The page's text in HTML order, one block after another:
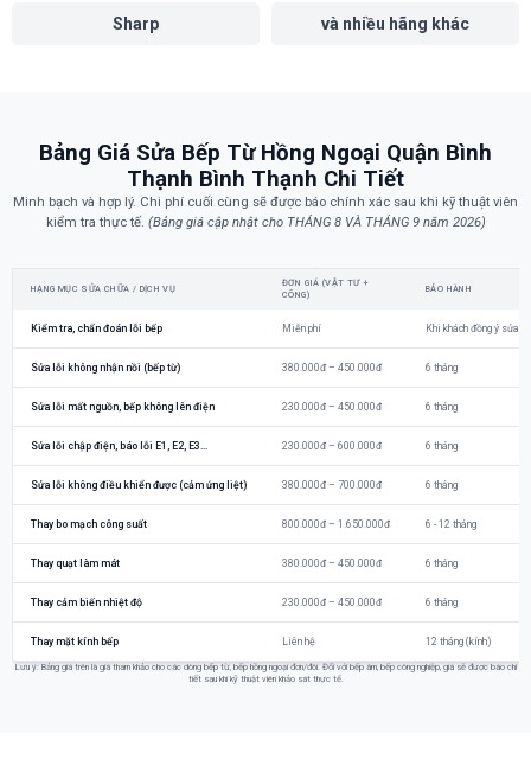
Sharp và nhiều hãng khác
Bảng Giá Sửa Bếp Từ Hồng Ngoại Quận Bình
Thạnh Bình Thạnh Chi Tiết
Minh bạch và hợp lý. Chi phí cuối cùng sẽ được báo chính xác sau khi kỹ thuật viên
kiểm tra thực tế. (Bảng giá cập nhật cho THÁNG 8 VÀ THÁNG 9 năm 2026)
HẠNG MỤC SỬA CHỮA / DỊCH VỤ
ĐƠN GIÁ (VẬT TƯ +
CÔNG)
BẢO HÀNH
Kiểm tra, chẩn đoán lỗi bếp Miễn phí Khi khách đồng ý sửa
Sửa lỗi không nhận nồi (bếp từ) 380.000đ – 450.000đ 6 tháng
Sửa lỗi mất nguồn, bếp không lên điện 230.000đ – 450.000đ 6 tháng
Sửa lỗi chập điện, báo lỗi E1, E2, E3... 230.000đ – 600.000đ 6 tháng
Sửa lỗi không điều khiển được (cảm ứng liệt) 380.000đ – 700.000đ 6 tháng
Thay bo mạch công suất 800.000đ – 1.650.000đ 6 - 12 tháng
Thay quạt làm mát 380.000đ – 450.000đ 6 tháng
Thay cảm biến nhiệt độ 230.000đ – 450.000đ 6 tháng
Thay mặt kính bếp Liên hệ 12 tháng (kính)
Lưu ý: Bảng giá trên là giá tham khảo cho các dòng bếp từ, bếp hồng ngoại đơn/đôi. Đối với bếp âm, bếp công nghiệp, giá sẽ được báo chi
tiết sau khi kỹ thuật viên khảo sát thực tế.